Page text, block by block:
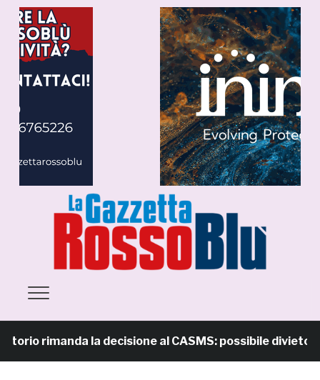
la decisione al CASMS: possibile divieto